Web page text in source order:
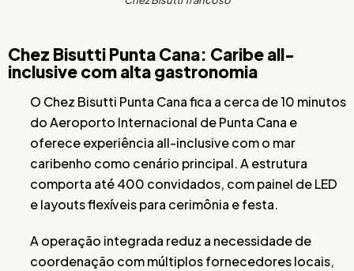
Chez Bisutti Punta Cana: Caribe all-
inclusive com alta gastronomia
O Chez Bisutti Punta Cana fica a cerca de 10 minutos
do Aeroporto Internacional de Punta Cana e
oferece experiência all-inclusive com o mar
caribenho como cenário principal. A estrutura
comporta até 400 convidados, com painel de LED
e layouts flexíveis para cerimônia e festa.
A operação integrada reduz a necessidade de
coordenação com múltiplos fornecedores locais,